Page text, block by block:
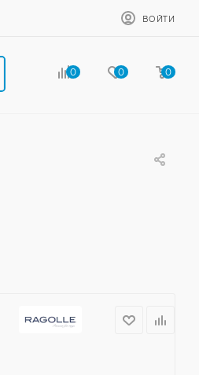
ВОЙТИ
0 0 0